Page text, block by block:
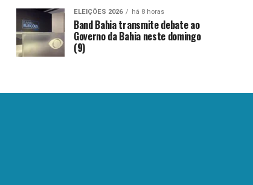
ELEIÇÕES 2026 há 8 horas
Band Bahia transmite debate ao
Governo da Bahia neste domingo
(9)